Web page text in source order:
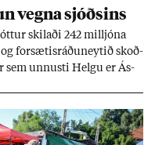
vegna sjóðs­ins
skil­aði 242 millj­óna
og for­sæt­is­ráðu­neyt­ið skoð­
sem unnusti Helgu er Ás­